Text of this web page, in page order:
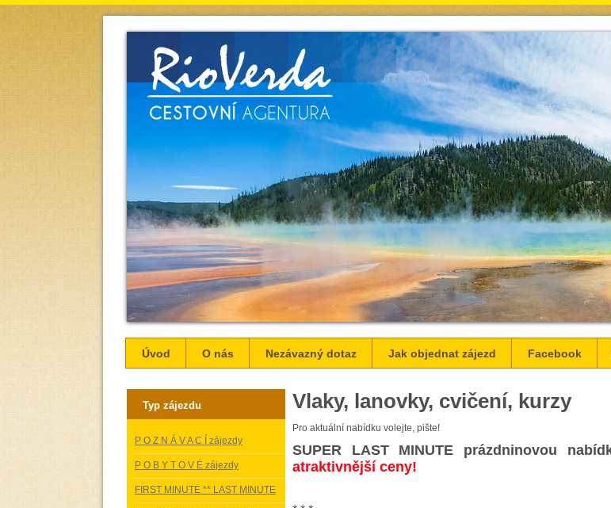
Úvod O nás Nezávazný dotaz Jak objednat zájezd Facebook
Typ zájezdu
P O Z N Á V A C Í zájezdy
P O B Y T O V É zájezdy
FIRST MINUTE ** LAST MINUTE
Vlaky, lanovky, cvičení, kurzy
Pro aktuální nabídku volejte, pište!
SUPER LAST MINUTE prázdninovou
atraktivnější ceny!